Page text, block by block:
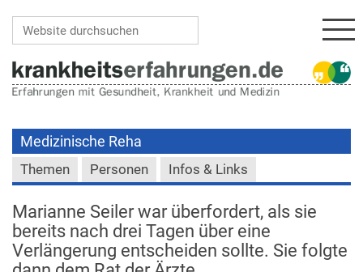
Medizinische Reha
Themen Personen Infos & Links
Marianne Seiler war überfordert, als sie
bereits nach drei Tagen über eine
Verlängerung entscheiden sollte. Sie folgte